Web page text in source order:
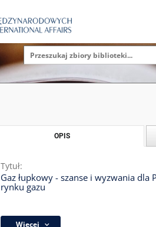
OPIS
Tytuł:
Gaz łupkowy - szanse i wyzwania
rynku gazu
Więcej